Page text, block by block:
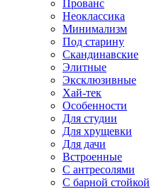
Прованс
Неоклассика
Минимализм
Под старину
Скандинавские
Элитные
Эксклюзивные
Хай-тек
Особенности
Для студии
Для хрущевки
Для дачи
Встроенные
С антресолями
С барной стойкой